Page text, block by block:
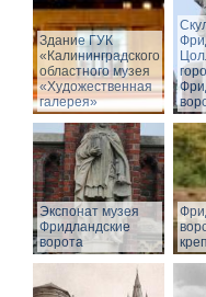
Здание ГУК
«Калининградского
областного музея
«Художественная
галерея»
Экспонат музея
Фридландские
ворота